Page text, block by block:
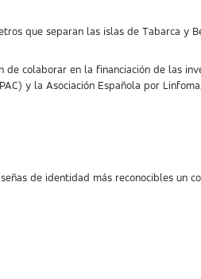
que separan las islas de Tabarca y
colaborar en la financiación de las
y la Asociación Española por
de identidad más reconocibles un